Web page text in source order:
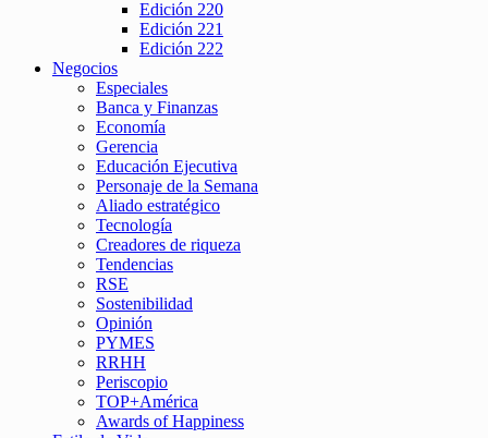
Edición 220
Edición 221
Edición 222
Negocios
Especiales
Banca y Finanzas
Economía
Gerencia
Educación Ejecutiva
Personaje de la Semana
Aliado estratégico
Tecnología
Creadores de riqueza
Tendencias
RSE
Sostenibilidad
Opinión
PYMES
RRHH
Periscopio
TOP+América
Awards of Happiness